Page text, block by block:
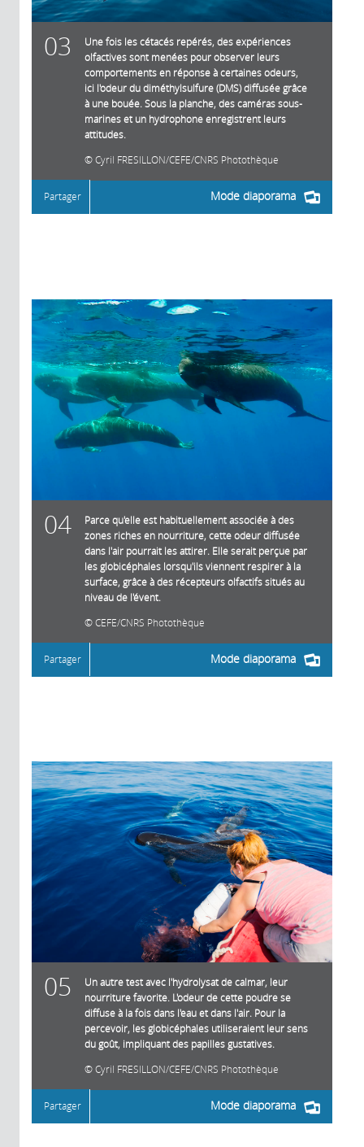
03
Une fois les cétacés repérés, des expériences
olfactives sont menées pour observer leurs
comportements en réponse à certaines odeurs,
ici l'odeur du diméthylsulfure (DMS) diffusée grâce
à une bouée. Sous la planche, des caméras sous-
marines et un hydrophone enregistrent leurs
attitudes.
Cyril FRESILLON/CEFE/CNRS Photothèque
Mode diaporama
Partager
04
Parce qu'elle est habituellement associée à des
zones riches en nourriture, cette odeur diffusée
dans l'air pourrait les attirer. Elle serait perçue par
les globicéphales lorsqu'ils viennent respirer à la
surface, grâce à des récepteurs olfactifs situés au
niveau de l'évent.
CEFE/CNRS Photothèque
Mode diaporama
Partager
05
Un autre test avec l'hydrolysat de calmar, leur
nourriture favorite. L'odeur de cette poudre se
diffuse à la fois dans l'eau et dans l'air. Pour la
percevoir, les globicéphales utiliseraient leur sens
du goût, impliquant des papilles gustatives.
Cyril FRESILLON/CEFE/CNRS Photothèque
Mode diaporama
Partager